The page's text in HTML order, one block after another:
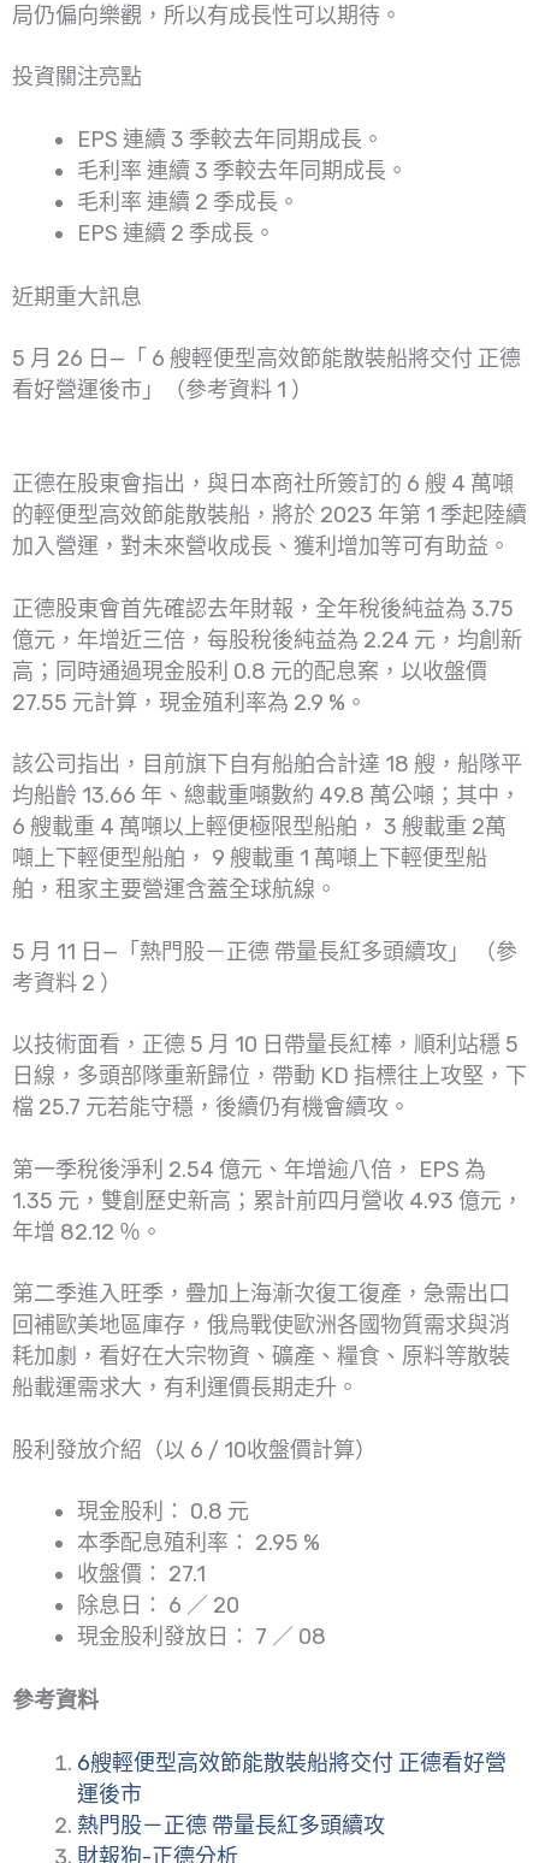
局仍偏向樂觀，所以有成長性可以期待。
投資關注亮點
EPS 連續 3 季較去年同期成長。
毛利率 連續 3 季較去年同期成長。
毛利率 連續 2 季成長。
EPS 連續 2 季成長。
近期重大訊息
5 月 26 日—「 6 艘輕便型高效節能散裝船將交付 正德
看好營運後市」（參考資料 1 ）
正德在股東會指出，與日本商社所簽訂的 6 艘 4 萬噸
的輕便型高效節能散裝船，將於 2023 年第 1 季起陸續
加入營運，對未來營收成長、獲利增加等可有助益。
正德股東會首先確認去年財報，全年稅後純益為 3.75
億元，年增近三倍，每股稅後純益為 2.24 元，均創新
高；同時通過現金股利 0.8 元的配息案，以收盤價
27.55 元計算，現金殖利率為 2.9 %。
該公司指出，目前旗下自有船舶合計達 18 艘，船隊平
均船齡 13.66 年、總載重噸數約 49.8 萬公噸；其中，
6 艘載重 4 萬噸以上輕便極限型船舶， 3 艘載重 2萬
噸上下輕便型船舶， 9 艘載重 1 萬噸上下輕便型船
舶，租家主要營運含蓋全球航線。
5 月 11 日—「熱門股－正德 帶量長紅多頭續攻」 （參
考資料 2 ）
以技術面看，正德 5 月 10 日帶量長紅棒，順利站穩 5
日線，多頭部隊重新歸位，帶動 KD 指標往上攻堅，下
檔 25.7 元若能守穩，後續仍有機會續攻。
第一季稅後淨利 2.54 億元、年增逾八倍， EPS 為
1.35 元，雙創歷史新高；累計前四月營收 4.93 億元，
年增 82.12 ％。
第二季進入旺季，疊加上海漸次復工復產，急需出口
回補歐美地區庫存，俄烏戰使歐洲各國物質需求與消
耗加劇，看好在大宗物資、礦產、糧食、原料等散裝
船載運需求大，有利運價長期走升。
股利發放介紹（以 6 / 10收盤價計算）
現金股利： 0.8 元
本季配息殖利率： 2.95 %
收盤價： 27.1
除息日： 6 ／ 20
現金股利發放日： 7 ／ 08
參考資料
6艘輕便型高效節能散裝船將交付 正德看好營
運後市
熱門股－正德 帶量長紅多頭續攻
財報狗-正德分析